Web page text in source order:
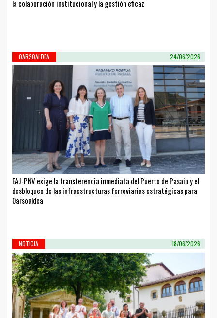
la colaboración institucional y la gestión eficaz
OARSOALDEA 24/06/2026
EAJ-PNV exige la transferencia inmediata del Puerto de Pasaia y el
desbloqueo de las infraestructuras ferroviarias estratégicas para
Oarsoaldea
NOTICIA 18/06/2026